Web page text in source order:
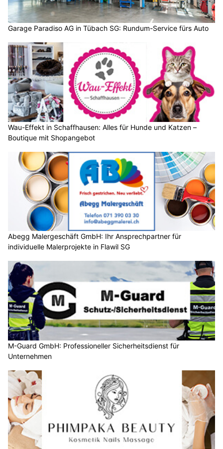
Garage Paradiso AG in Tübach SG: Rundum-Service fürs Auto
Wau-Effekt in Schaffhausen: Alles für Hunde und Katzen –
Boutique mit Shopangebot
Abegg Malergeschäft GmbH: Ihr Ansprechpartner für
individuelle Malerprojekte in Flawil SG
M-Guard GmbH: Professioneller Sicherheitsdienst für
Unternehmen